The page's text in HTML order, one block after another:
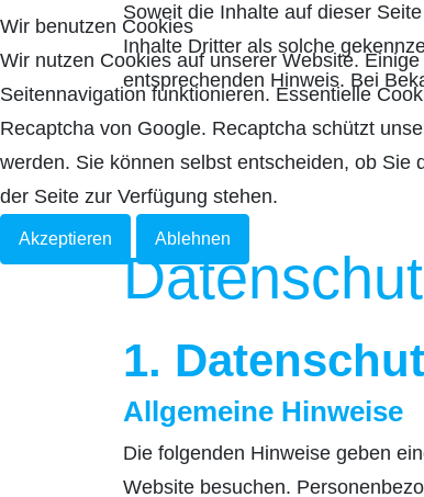
Soweit die Inhalte auf dieser
Inhalte Dritter als solche
entsprechenden Hinweis. Bei
1.
Allgemeine Hinweise
Die folgenden Hinweise geben
Website besuchen.
Wir benutzen Cookies
Wir nutzen Cookies auf unserer Website.
Seitennavigation funktionieren. Essentielle
Recaptcha von Google. Recaptcha schützt
werden. Sie können selbst entscheiden, ob Sie
der Seite zur Verfügung stehen.
Akzeptieren Ablehnen